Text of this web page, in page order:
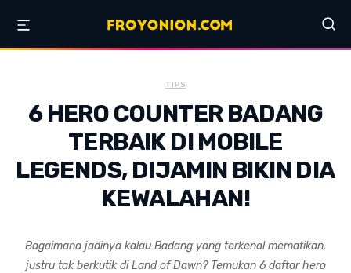
TIPS
6 HERO COUNTER BADANG
TERBAIK DI MOBILE
LEGENDS, DIJAMIN BIKIN DIA
KEWALAHAN!
Bagaimana jadinya kalau Badang yang terkenal mematikan,
justru tak berkutik di Land of Dawn? Temukan 6 daftar hero